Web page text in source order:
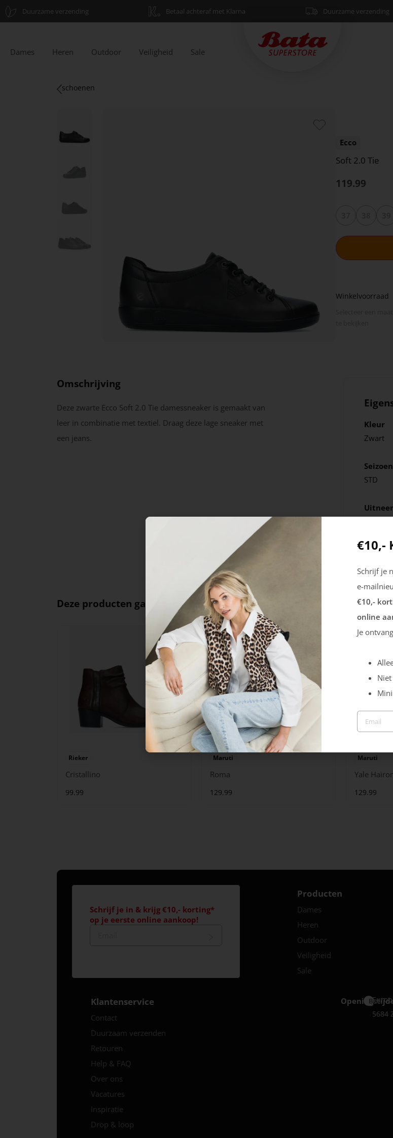
Duurzame verzending Betaal achteraf met Klarna Duurzame verzending
Dames Heren Outdoor Veiligheid Sale
schoenen
Ecco
Soft 2.0 Tie
119.99
Winkelvoorraad
Omschrijving
Deze zwarte Ecco Soft 2.0 Tie damessneaker is gemaakt van
leer in combinatie met textiel. Draag deze lage sneaker met
een jeans.
Kleur
Zwart
Seizoen
STD
Deze producten ga je leuk vinden
Rieker
Cristallino
99.99
Maruti
Roma
129.99
Maruti
Yale
129.99
Schrijf je in & krijg €10,- korting*
op je eerste online aankoop!
Producten
Dames
Heren
Outdoor
Veiligheid
Sale
Klantenservice
Contact
Duurzaam verzenden
Retouren
Help & FAQ
Over ons
Vacatures
Inspiratie
Drop & loop
Best
5684
€10,-
Schrijf je
e-
€10,-
online
Je